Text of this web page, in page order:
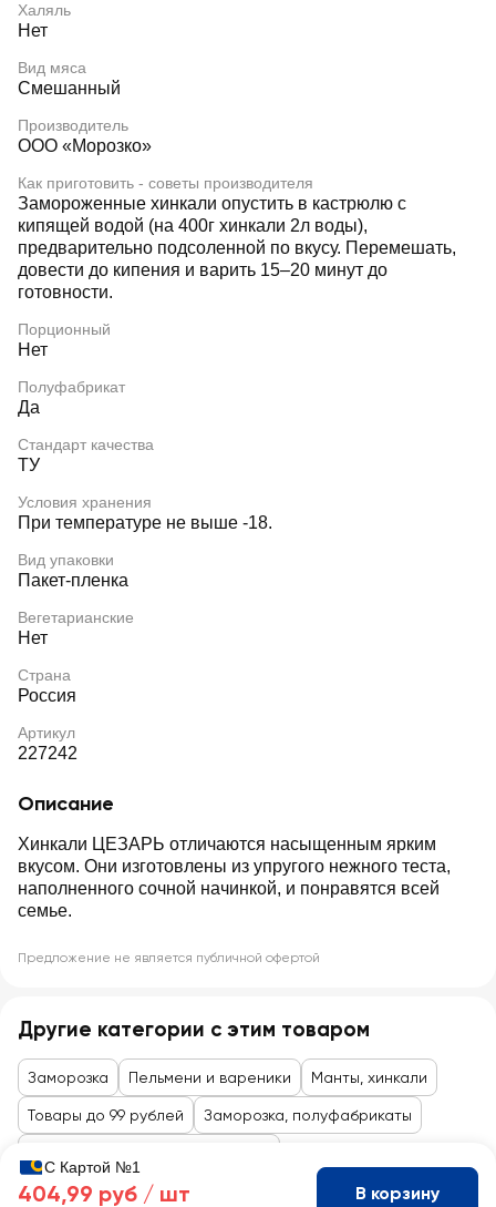
Халяль
Нет
Вид мяса
Смешанный
Производитель
ООО «Морозко»
Как приготовить - советы производителя
Замороженные хинкали опустить в кастрюлю с
кипящей водой (на 400г хинкали 2л воды),
предварительно подсоленной по вкусу. Перемешать,
довести до кипения и варить 15–20 минут до
готовности.
Порционный
Нет
Полуфабрикат
Да
Стандарт качества
ТУ
Условия хранения
При температуре не выше -18.
Вид упаковки
Пакет-пленка
Вегетарианские
Нет
Страна
Россия
Артикул
227242
Описание
Хинкали ЦЕЗАРЬ отличаются насыщенным ярким
вкусом. Они изготовлены из упругого нежного теста,
наполненного сочной начинкой, и понравятся всей
семье.
Предложение не является публичной офертой
Другие категории с этим товаром
Заморозка Пельмени и вареники Манты, хинкали
Товары до 99 рублей Заморозка, полуфабрикаты
С Картой №1
404,99 руб / шт В корзину